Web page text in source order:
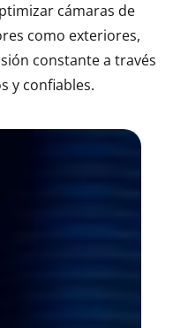
cámaras de
como exteriores,
constante a través
y confiables.